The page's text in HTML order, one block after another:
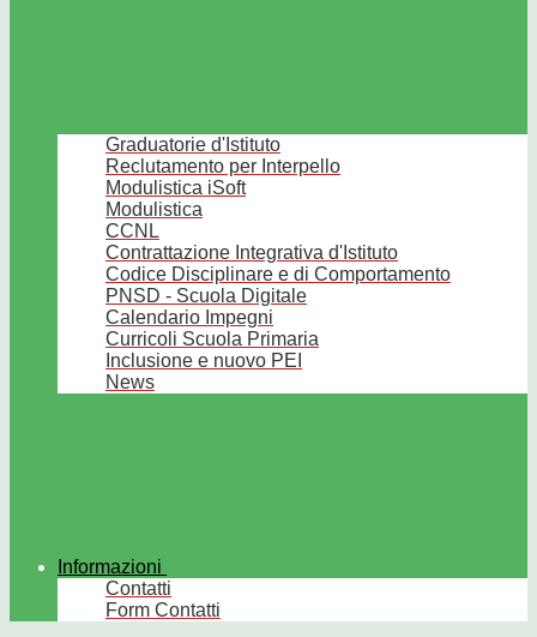
Graduatorie d'Istituto
Reclutamento per Interpello
Modulistica iSoft
Modulistica
CCNL
Contrattazione Integrativa d'Istituto
Codice Disciplinare e di Comportamento
PNSD - Scuola Digitale
Calendario Impegni
Curricoli Scuola Primaria
Inclusione e nuovo PEI
News
Informazioni
Contatti
Form Contatti